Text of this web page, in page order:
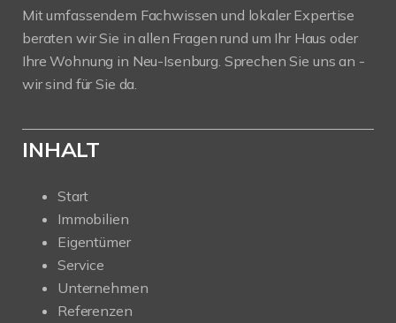
Mit umfassendem Fachwissen und lokaler Expertise
beraten wir Sie in allen Fragen rund um Ihr Haus oder
Ihre Wohnung in Neu-Isenburg. Sprechen Sie uns an -
wir sind für Sie da.
INHALT
Start
Immobilien
Eigentümer
Service
Unternehmen
Referenzen